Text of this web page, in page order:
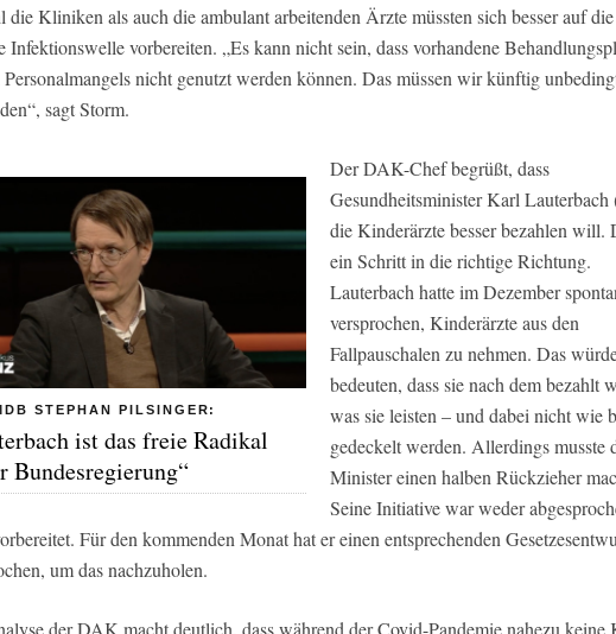
die Kliniken als auch die ambulant arbeitenden Ärzte müssten sich besser auf die
Infektionswelle vorbereiten. „Es kann nicht sein, dass vorhandene
nicht genutzt werden können. Das müssen wir künftig
sagt Storm.
STEPHAN PILSINGER:
ist das freie Radikal
Bundesregierung“
Der DAK-Chef begrüßt, dass
Gesundheitsminister Karl Lauterbach
die Kinderärzte besser bezahlen will.
ein Schritt in die richtige Richtung.
Lauterbach hatte im Dezember
versprochen, Kinderärzte aus den
Fallpauschalen zu nehmen. Das
bedeuten, dass sie nach dem bezahlt
was sie leisten – und dabei nicht wie
gedeckelt werden. Allerdings musste
Minister einen halben Rückzieher
Seine Initiative war weder
Für den kommenden Monat hat er einen entsprechenden
um das nachzuholen.
der DAK macht deutlich, dass während der Covid-Pandemie nahezu keine